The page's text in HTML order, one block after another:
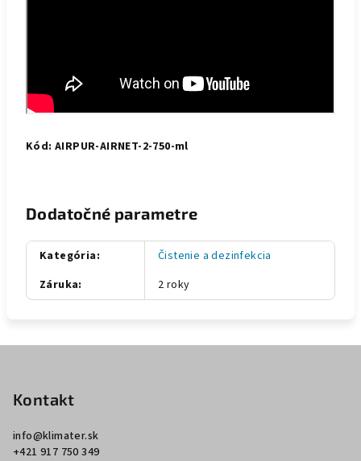
Kód: AIRPUR-AIRNET-2-750-ml
Dodatočné parametre
Kategória:
Čistenie a dezinfekcia
Záruka: 2 roky
Kontakt
info@klimater.sk
+421 917 750 349